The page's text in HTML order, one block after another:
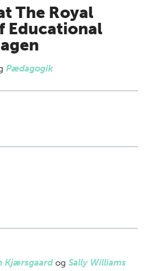
The Royal
Educational
Pædagogik
Kjærsgaardog Sally Williams